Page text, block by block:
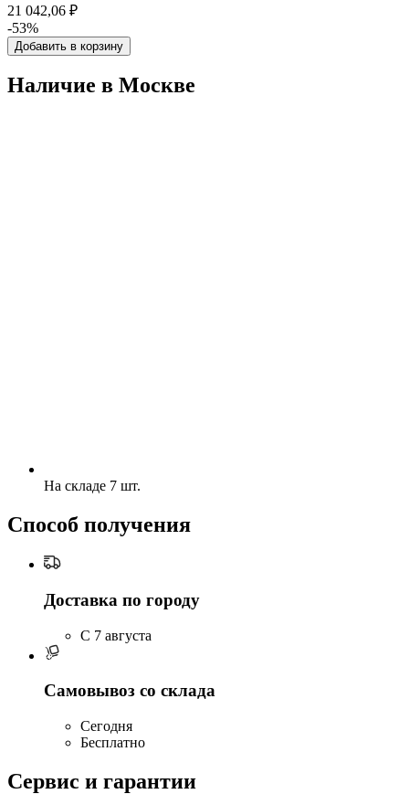
21 042,06 ₽
-53%
Добавить в корзину
Наличие в Москвe
На складе 7 шт.
Способ получения
Доставка по городу
C 7 августа
Самовывоз со склада
Сегодня
Бесплатно
Сервис и гарантии